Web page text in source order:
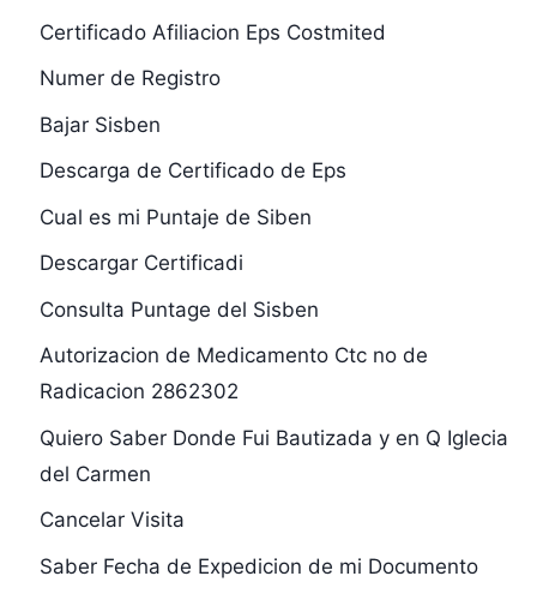
Certificado Afiliacion Eps Costmited
Numer de Registro
Bajar Sisben
Descarga de Certificado de Eps
Cual es mi Puntaje de Siben
Descargar Certificadi
Consulta Puntage del Sisben
Autorizacion de Medicamento Ctc no de
Radicacion 2862302
Quiero Saber Donde Fui Bautizada y en Q Iglecia
del Carmen
Cancelar Visita
Saber Fecha de Expedicion de mi Documento